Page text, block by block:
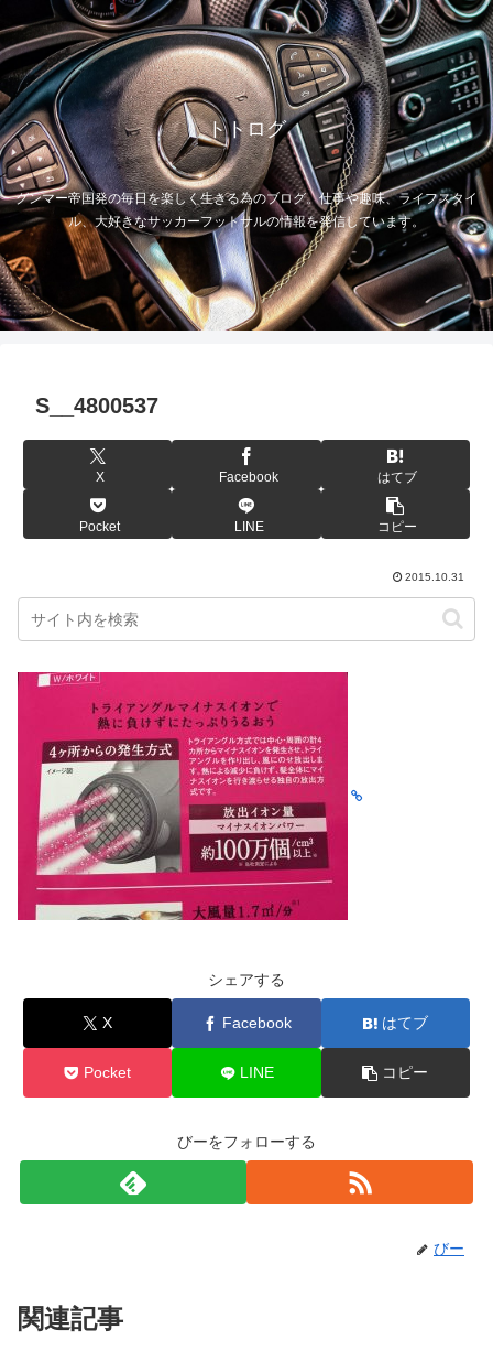
トトログ
グンマー帝国発の毎日を楽しく生きる為のブログ。仕事や趣味、ライフスタイ
ル、大好きなサッカーフットサルの情報を発信しています。
S__4800537
X Facebook はてブ
Pocket LINE コピー
2015.10.31
シェアする
X Facebook はてブ
Pocket LINE コピー
びーをフォローする
びー
関連記事